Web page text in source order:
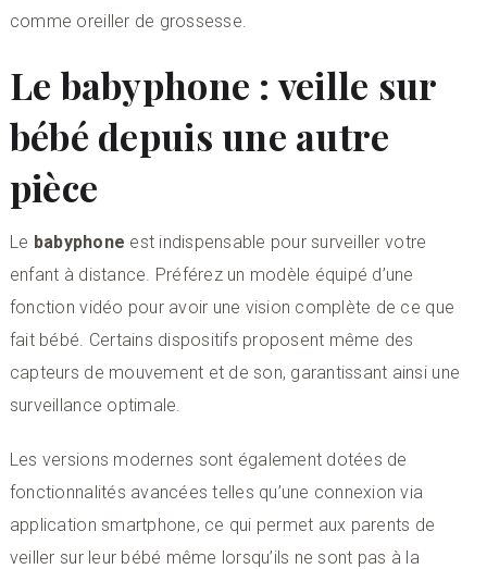
comme oreiller de grossesse.
Le babyphone : veille sur
bébé depuis une autre
pièce
Le babyphone est indispensable pour surveiller votre
enfant à distance. Préférez un modèle équipé d’une
fonction vidéo pour avoir une vision complète de ce que
fait bébé. Certains dispositifs proposent même des
capteurs de mouvement et de son, garantissant ainsi une
surveillance optimale.
Les versions modernes sont également dotées de
fonctionnalités avancées telles qu’une connexion via
application smartphone, ce qui permet aux parents de
veiller sur leur bébé même lorsqu’ils ne sont pas à la